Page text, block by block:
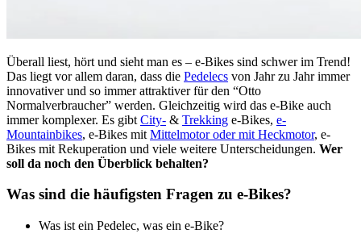
Überall liest, hört und sieht man es – e-Bikes sind schwer im Trend!
Das liegt vor allem daran, dass die Pedelecs von Jahr zu Jahr immer
innovativer und so immer attraktiver für den “Otto
Normalverbraucher” werden. Gleichzeitig wird das e-Bike auch
immer komplexer. Es gibt City- & Trekking e-Bikes, e-
Mountainbikes, e-Bikes mit Mittelmotor oder mit Heckmotor, e-
Bikes mit Rekuperation und viele weitere Unterscheidungen. Wer
soll da noch den Überblick behalten?
Was sind die häufigsten Fragen zu e-Bikes?
Was ist ein Pedelec, was ein e-Bike?